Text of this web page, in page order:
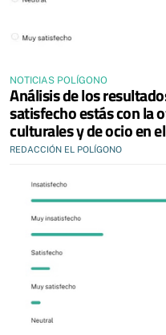
NOTICIAS POLÍGONO
Análisis de los
satisfecho estás con la
culturales y de ocio en
REDACCIÓN EL POLÍGONO